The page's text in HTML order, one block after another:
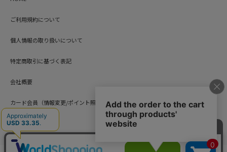
ご利用規約について
個人情報の取り扱いについて
特定商取引に基づく表記
会社概要
カード会員（情報変更/ポイント照会）
お問い合わせ